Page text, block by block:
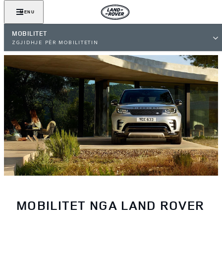
MENU
MOBILITET
ZGJIDHJE PËR MOBILITETIN
MOBILITET NGA LAND ROVER